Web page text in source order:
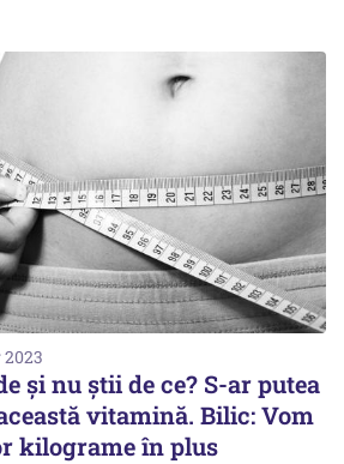
și nu știi de ce? S-ar putea
vitamină. Bilic: Vom
kilograme în plus